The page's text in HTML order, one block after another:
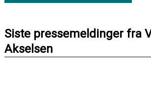
Siste pressemeldinger fra
Akselsen